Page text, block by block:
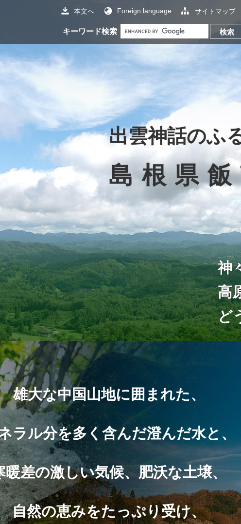
本文へ Foreign language サイトマップ
キーワード検索
o
g
ス
ム
検
索
出雲神話のふ
島根県
神
高
ど
雄大な中国山地に囲まれた、
ラル分を多く含んだ澄んだ水と、
暖差の激しい気候、肥沃な土壌、
自然の恵みをたっぷり受け、